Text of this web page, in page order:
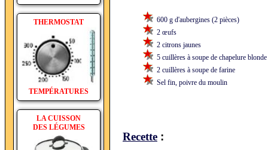
THERMOSTAT
TEMPÉRATURES
LA CUISSON
DES LÉGUMES
600 g d'aubergines (2 pièces)
2 œufs
2 citrons jaunes
5 cuillères à soupe de chapelure blonde
2 cuillères à soupe de farine
Sel fin, poivre du moulin
Recette :